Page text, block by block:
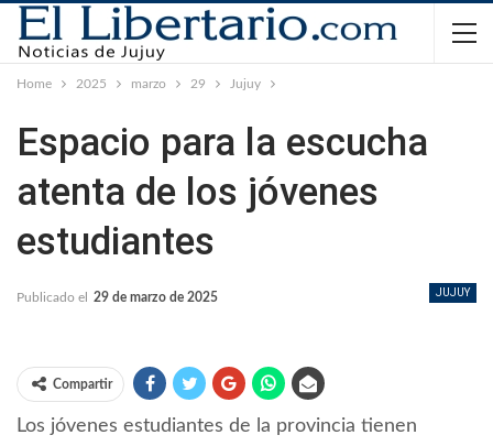
Home 2025 marzo 29 Jujuy
Espacio para la escucha
atenta de los jóvenes
estudiantes
JUJUY
Publicado el 29 de marzo de 2025
Compartir
Los jóvenes estudiantes de la provincia tienen